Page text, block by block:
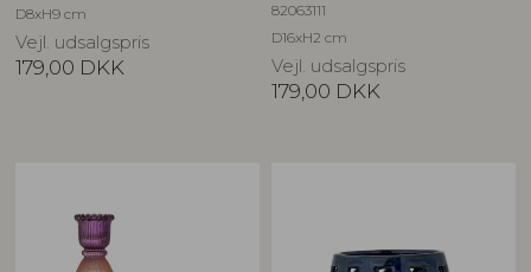
D8xH9 cm
Vejl. udsalgspris
179,00 DKK
82063111
D16xH2 cm
Vejl. udsalgspris
179,00 DKK